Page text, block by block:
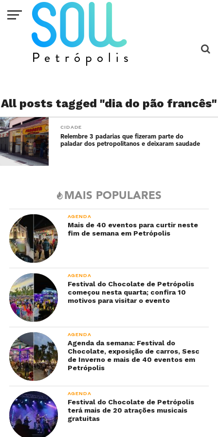
All posts tagged "dia do pão francês"
CIDADE
Relembre 3 padarias que fizeram parte do
paladar dos petropolitanos e deixaram saudade
MAIS POPULARES
AGENDA
Mais de 40 eventos para curtir neste
fim de semana em Petrópolis
AGENDA
Festival do Chocolate de Petrópolis
começou nesta quarta; confira 10
motivos para visitar o evento
AGENDA
Agenda da semana: Festival do
Chocolate, exposição de carros, Sesc
de Inverno e mais de 40 eventos em
Petrópolis
AGENDA
Festival do Chocolate de Petrópolis
terá mais de 20 atrações musicais
gratuitas